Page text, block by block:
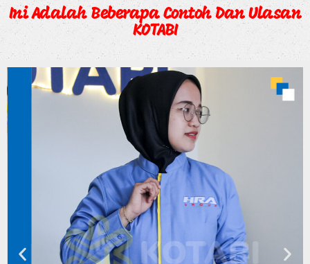
Ini Adalah Beberapa Contoh Dan Ulasan
KOTABI